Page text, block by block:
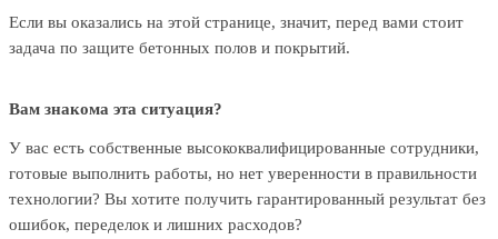
Если вы оказались на этой странице, значит, перед вами стоит
задача по защите бетонных полов и покрытий.
Вам знакома эта ситуация?
У вас есть собственные высококвалифицированные сотрудники,
готовые выполнить работы, но нет уверенности в правильности
технологии? Вы хотите получить гарантированный результат без
ошибок, переделок и лишних расходов?